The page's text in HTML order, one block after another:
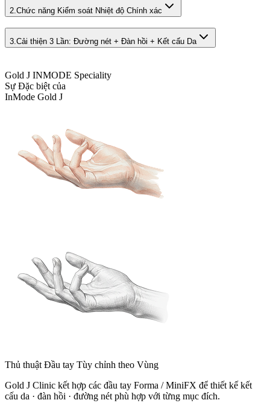
2. Chức năng Kiểm soát Nhiệt độ Chính xác
3.Cải thiện 3 Lần: Đường nét + Đàn hồi + Kết cấu Da
Gold J INMODE Speciality
Sự Đặc biệt của
InMode Gold J
Thủ thuật Đầu tay Tùy chỉnh theo Vùng
Gold J Clinic kết hợp các đầu tay Forma / MiniFX để thiết kế kết
cấu da · đàn hồi · đường nét phù hợp với từng mục đích.